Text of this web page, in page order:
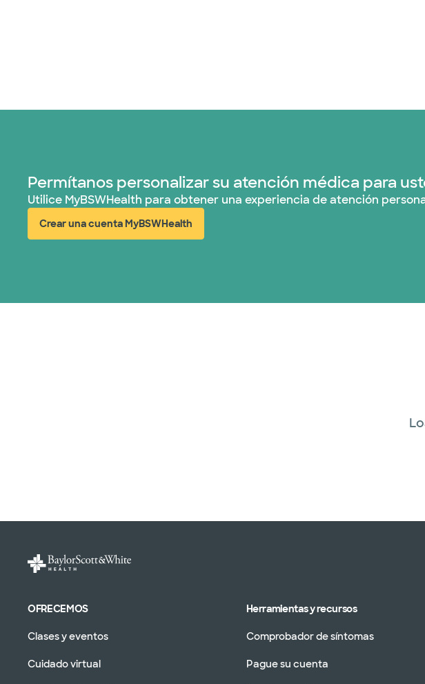
Permítanos personalizar su atención médica para
Utilice MyBSWHealth para obtener una experiencia de atención
Crear una cuenta MyBSWHealth
(abre en ventana nueva)
OFRECEMOS
Clases y eventos
Cuidado virtual
Herramientas y recursos
Comprobador de síntomas
Pague su cuenta